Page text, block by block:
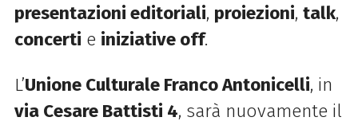
presentazioni editoriali, proiezioni, talk,
concerti e iniziative off.
L’Unione Culturale Franco Antonicelli, in
via Cesare Battisti 4, sarà nuovamente il